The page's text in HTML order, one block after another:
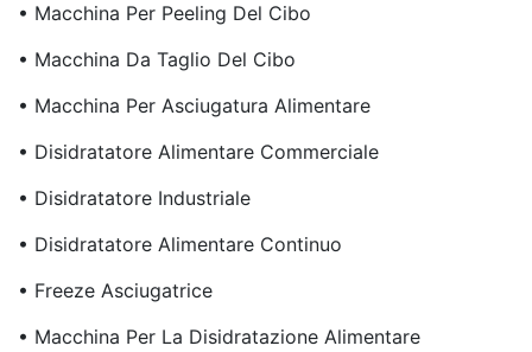
• Macchina Per Peeling Del Cibo
• Macchina Da Taglio Del Cibo
• Macchina Per Asciugatura Alimentare
• Disidratatore Alimentare Commerciale
• Disidratatore Industriale
• Disidratatore Alimentare Continuo
• Freeze Asciugatrice
• Macchina Per La Disidratazione Alimentare